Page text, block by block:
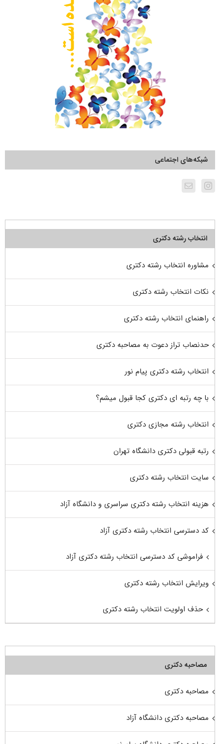
شبکه‌های اجتماعی
انتخاب رشته دکتری
مشاوره انتخاب رشته دکتری
نکات انتخاب رشته دکتری
راهنمای انتخاب رشته دکتری
حدنصاب تراز دعوت به مصاحبه دکتری
انتخاب رشته دکتری پیام نور
با چه رتبه ای دکتری کجا قبول میشم؟
انتخاب رشته مجازی دکتری
رتبه قبولی دکتری دانشگاه تهران
سایت انتخاب رشته دکتری
هزینه انتخاب رشته دکتری سراسری و دانشگاه آزاد
کد دسترسی انتخاب رشته دکتری آزاد
فراموشی کد دسترسی انتخاب رشته دکتری آزاد
ویرایش انتخاب رشته دکتری
حذف اولویت انتخاب رشته دکتری
مصاحبه دکتری
مصاحبه دکتری
مصاحبه دکتری دانشگاه آزاد